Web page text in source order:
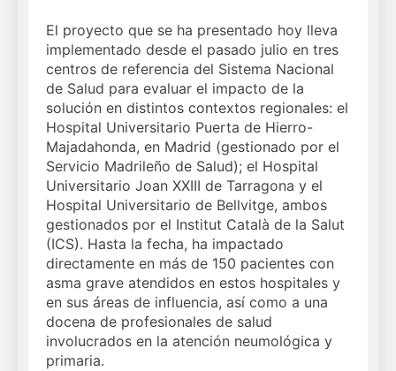
El proyecto que se ha presentado hoy lleva
implementado desde el pasado julio en tres
centros de referencia del Sistema Nacional
de Salud para evaluar el impacto de la
solución en distintos contextos regionales: el
Hospital Universitario Puerta de Hierro-
Majadahonda, en Madrid (gestionado por el
Servicio Madrileño de Salud); el Hospital
Universitario Joan XXIII de Tarragona y el
Hospital Universitario de Bellvitge, ambos
gestionados por el Institut Català de la Salut
(ICS). Hasta la fecha, ha impactado
directamente en más de 150 pacientes con
asma grave atendidos en estos hospitales y
en sus áreas de influencia, así como a una
docena de profesionales de salud
involucrados en la atención neumológica y
primaria.